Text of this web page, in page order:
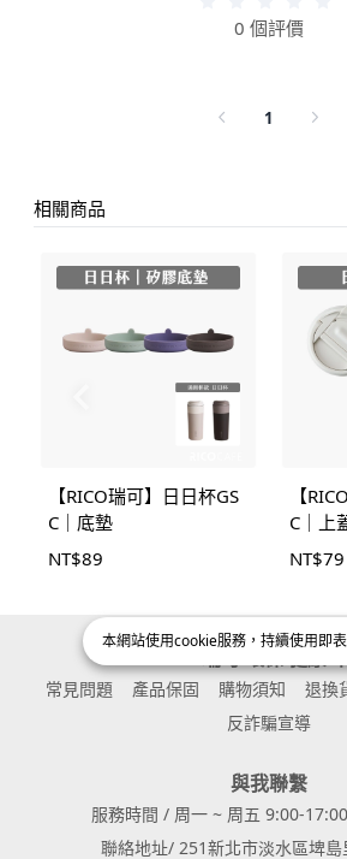
本網站使用cookie服務，持續使用即
0 個評價
1
【RICO瑞可】日日杯GS
C｜底墊
NT$89
【
C｜上
組）
NT$79
相關商品
常見問題 產品保固 購物須知 退換
反詐騙宣導
與我聯繫
服務時間 / 周一 ~ 周五 9:00-
聯絡地址/ 251新北市淡水區埤